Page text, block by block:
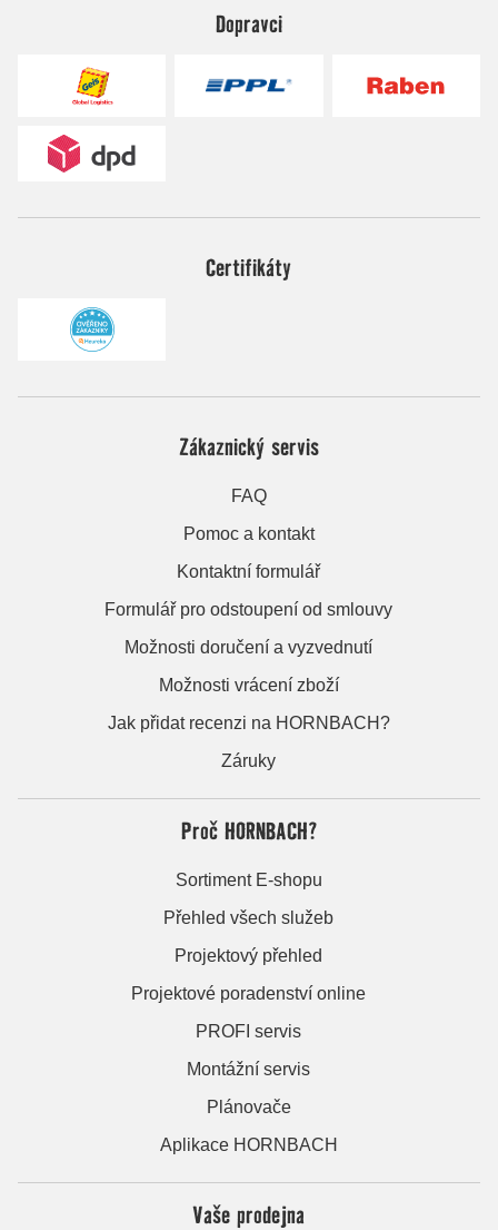
Dopravci
Certifikáty
Zákaznický servis
FAQ
Pomoc a kontakt
Kontaktní formulář
Formulář pro odstoupení od smlouvy
Možnosti doručení a vyzvednutí
Možnosti vrácení zboží
Jak přidat recenzi na HORNBACH?
Záruky
Proč HORNBACH?
Sortiment E-shopu
Přehled všech služeb
Projektový přehled
Projektové poradenství online
PROFI servis
Montážní servis
Plánovače
Aplikace HORNBACH
Vaše prodejna